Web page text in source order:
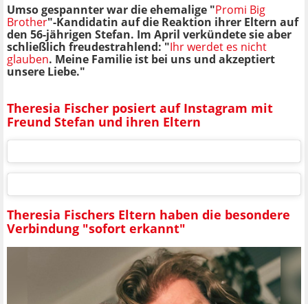
Umso gespannter war die ehemalige "Promi Big
Brother"-Kandidatin auf die Reaktion ihrer Eltern auf
den 56-jährigen Stefan. Im April verkündete sie aber
schließlich freudestrahlend: "Ihr werdet es nicht
glauben. Meine Familie ist bei uns und akzeptiert
unsere Liebe."
Theresia Fischer posiert auf Instagram mit
Freund Stefan und ihren Eltern
Theresia Fischers Eltern haben die besondere
Verbindung "sofort erkannt"